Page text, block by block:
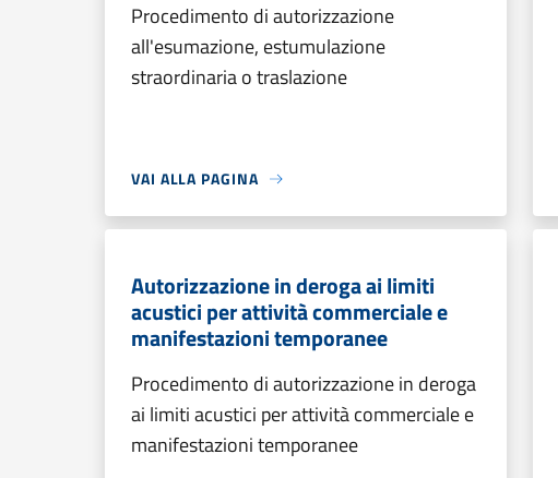
Procedimento di autorizzazione
all'esumazione, estumulazione
straordinaria o traslazione
VAI ALLA PAGINA
Autorizzazione in deroga ai limiti
acustici per attività commerciale e
manifestazioni temporanee
Procedimento di autorizzazione in deroga
ai limiti acustici per attività commerciale e
manifestazioni temporanee